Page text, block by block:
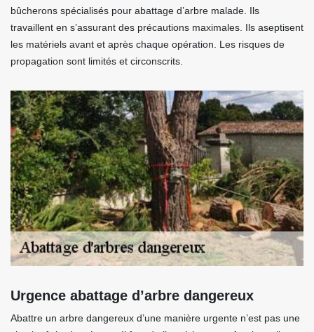
bûcherons spécialisés pour abattage d’arbre malade. Ils
travaillent en s’assurant des précautions maximales. Ils aseptisent
les matériels avant et après chaque opération. Les risques de
propagation sont limités et circonscrits.
Urgence abattage d’arbre dangereux
Abattre un arbre dangereux d’une manière urgente n’est pas une